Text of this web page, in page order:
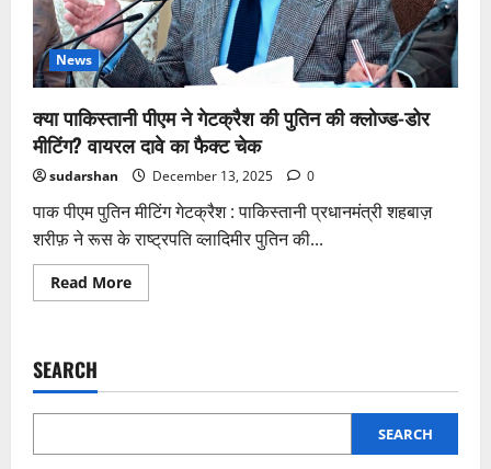
News
क्या पाकिस्तानी पीएम ने गेटक्रैश की पुतिन की क्लोज्ड-डोर
मीटिंग? वायरल दावे का फैक्ट चेक
sudarshan December 13, 2025 0
पाक पीएम पुतिन मीटिंग गेटक्रैश : पाकिस्तानी प्रधानमंत्री शहबाज़
शरीफ़ ने रूस के राष्ट्रपति व्लादिमीर पुतिन की...
Read MoreRead
more
गेटक्रैश
पुतिन
क्लोज्ड-
SEARCH
SEARCH